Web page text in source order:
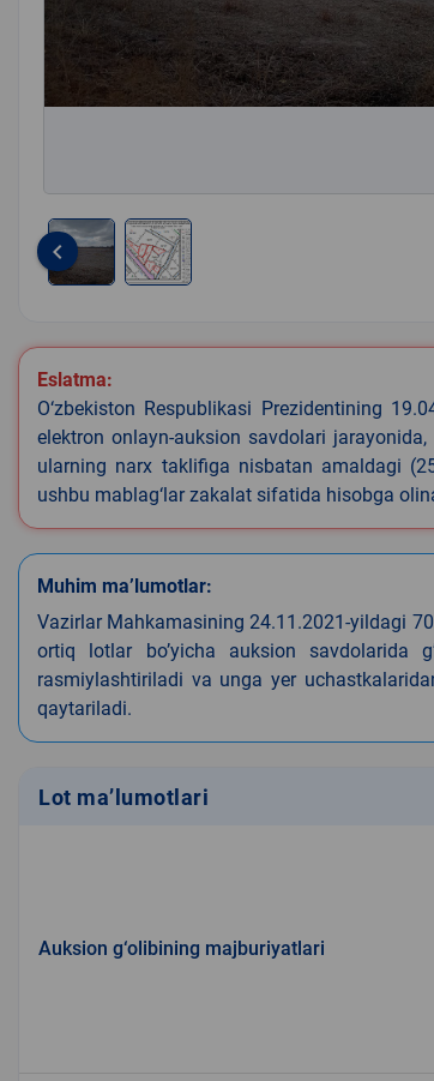
of
2
keyboard_arrow_left
Eslatma:
O‘zbekiston Respublikasi Prezidentining
elektron onlayn-auksion savdolari
ularning narx taklifiga nisbatan amaldagi
ushbu mablag‘lar zakalat sifatida hisobga
Muhim ma’lumotlar:
Vazirlar Mahkamasining 24.11.2021-yildagi
ortiq lotlar bo’yicha auksion savdolarida
rasmiylashtiriladi va unga yer
qaytariladi.
Lot ma’lumotlari
Auksion g‘olibining majburiyatlari